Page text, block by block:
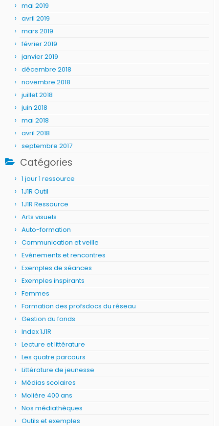
mai 2019
avril 2019
mars 2019
février 2019
janvier 2019
décembre 2018
novembre 2018
juillet 2018
juin 2018
mai 2018
avril 2018
septembre 2017
Catégories
1 jour 1 ressource
1J1R Outil
1J1R Ressource
Arts visuels
Auto-formation
Communication et veille
Evénements et rencontres
Exemples de séances
Exemples inspirants
Femmes
Formation des profsdocs du réseau
Gestion du fonds
Index 1J1R
Lecture et littérature
Les quatre parcours
Littérature de jeunesse
Médias scolaires
Molière 400 ans
Nos médiathèques
Outils et exemples